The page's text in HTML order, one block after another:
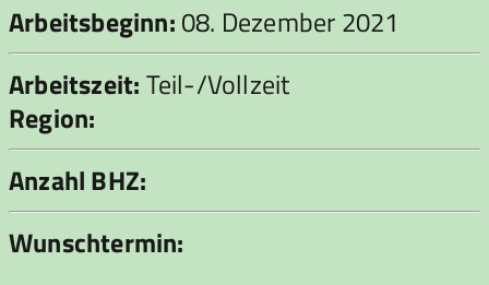
Arbeitsbeginn:08. Dezember 2021
Arbeitszeit:Teil-/Vollzeit
Region:
Anzahl BHZ:
Wunschtermin: